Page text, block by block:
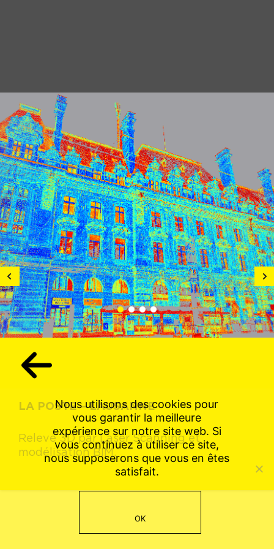
1 2 3 4
LA POSTE – LAUSANNE
Relevé 3D par Laser Scanning et
modélisation BIM.
Nous utilisons des cookies pour
vous garantir la meilleure
expérience sur notre site web. Si
vous continuez à utiliser ce site,
nous supposerons que vous en êtes
satisfait.
OK